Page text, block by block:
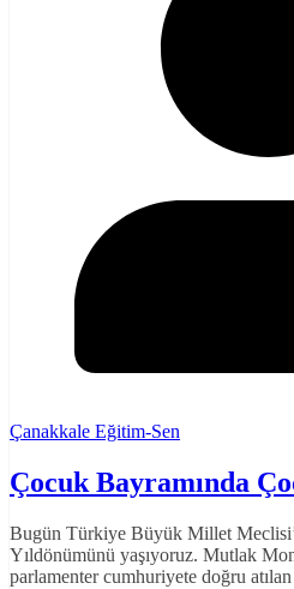
Çanakkale Eğitim-Sen
Çocuk Bayramında
Bugün Türkiye Büyük Millet
Yıldönümünü yaşıyoruz. Mutlak
parlamenter cumhuriyete doğru